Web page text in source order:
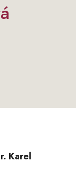
Karel